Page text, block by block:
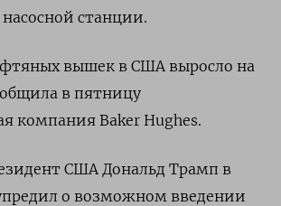
станции.
вышек в США выросло на
в пятницу
компания Baker Hughes.
США Дональд Трамп в
о возможном введении